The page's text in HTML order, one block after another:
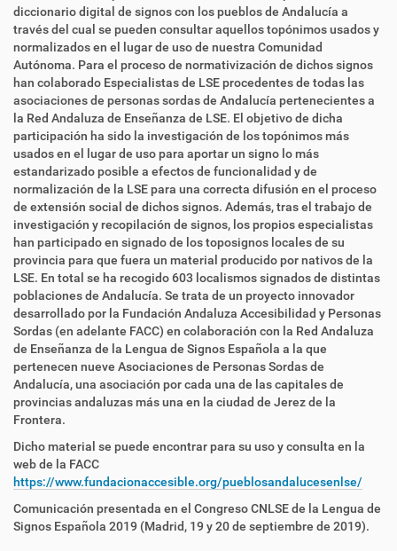
diccionario digital de signos con los pueblos de Andalucía a
través del cual se pueden consultar aquellos topónimos usados y
normalizados en el lugar de uso de nuestra Comunidad
Autónoma. Para el proceso de normativización de dichos signos
han colaborado Especialistas de LSE procedentes de todas las
asociaciones de personas sordas de Andalucía pertenecientes a
la Red Andaluza de Enseñanza de LSE. El objetivo de dicha
participación ha sido la investigación de los topónimos más
usados en el lugar de uso para aportar un signo lo más
estandarizado posible a efectos de funcionalidad y de
normalización de la LSE para una correcta difusión en el proceso
de extensión social de dichos signos. Además, tras el trabajo de
investigación y recopilación de signos, los propios especialistas
han participado en signado de los toposignos locales de su
provincia para que fuera un material producido por nativos de la
LSE. En total se ha recogido 603 localismos signados de distintas
poblaciones de Andalucía. Se trata de un proyecto innovador
desarrollado por la Fundación Andaluza Accesibilidad y Personas
Sordas (en adelante FACC) en colaboración con la Red Andaluza
de Enseñanza de la Lengua de Signos Española a la que
pertenecen nueve Asociaciones de Personas Sordas de
Andalucía, una asociación por cada una de las capitales de
provincias andaluzas más una en la ciudad de Jerez de la
Frontera.
Dicho material se puede encontrar para su uso y consulta en la
web de la FACC
https://www.fundacionaccesible.org/pueblosandalucesenlse/
Comunicación presentada en el Congreso CNLSE de la Lengua de
Signos Española 2019 (Madrid, 19 y 20 de septiembre de 2019).